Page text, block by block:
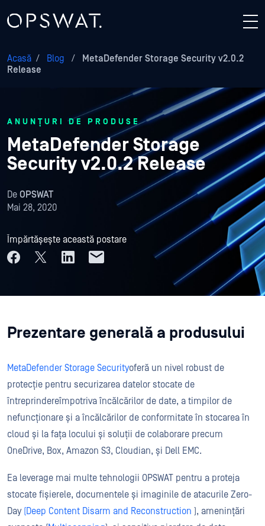
Acasă / Blog /
MetaDefender Storage Security v2.0.2
Release
ANUNȚURI DE PRODUSE
MetaDefender Storage
Security v2.0.2 Release
De OPSWAT
Mai 28, 2020
Împărtășește această postare
Prezentare generală a produsului
MetaDefender Storage Securityoferă un nivel robust de
protecție pentru securizarea datelor stocate de
întreprindereîmpotriva încălcărilor de date, a timpilor de
nefuncționare și a încălcărilor de conformitate în stocarea în
cloud și la fața locului și soluții de colaborare precum
OneDrive, Box, Amazon S3, Cloudian, și Dell EMC.
Ea leverage mai multe tehnologii OPSWAT pentru a proteja
stocate fișierele, documentele și imaginile de atacurile Zero-
Day (Deep Content Disarm and Reconstruction ), amenințări